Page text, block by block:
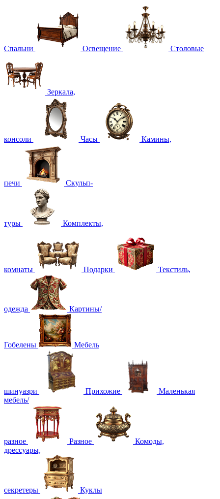
Спальни Освещение Столовые
Зеркала,
консоли Часы Камины,
печи Скульп-
туры Комплекты,
комнаты Подарки Текстиль,
одежда Картины/
Гобелены Мебель
шинуазри Прихожие
Маленькая
мебель/
разное Разное
Комоды,
дрессуары,
секретеры Куклы